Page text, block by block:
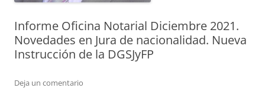
Informe Oficina Notarial Diciembre 2021.
Novedades en Jura de nacionalidad. Nueva
Instrucción de la DGSJyFP
Deja un comentario